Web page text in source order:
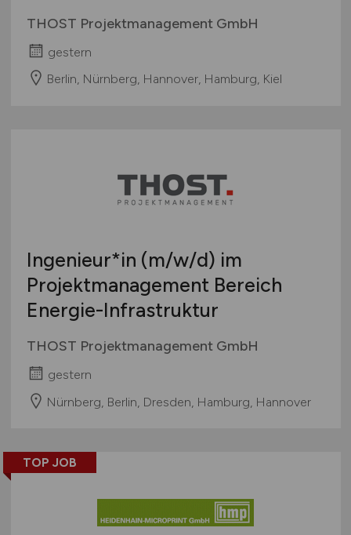
THOST Projektmanagement GmbH
gestern
Berlin, Nürnberg, Hannover, Hamburg, Kiel
Ingenieur*in (m/w/d) im
Projektmanagement Bereich
Energie-Infrastruktur
THOST Projektmanagement GmbH
gestern
Nürnberg, Berlin, Dresden, Hamburg, Hannover
TOP JOB